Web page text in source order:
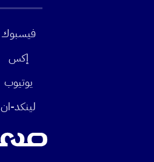
فيسبوك
إكس
يوتيوب
لينكد-ان